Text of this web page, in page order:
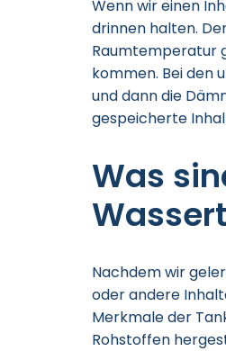
Wenn wir einen
drinnen halten.
Raumtemperatur
kommen. Bei den
und dann die
gespeicherte
Was
Nachdem wir
oder andere
Merkmale der
Rohstoffen